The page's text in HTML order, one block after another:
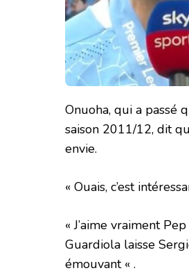
Onuoha, qui a passé
saison 2011/12, dit
envie.
« Ouais, c’est
« J’aime vraiment
Guardiola laisse
émouvant « .